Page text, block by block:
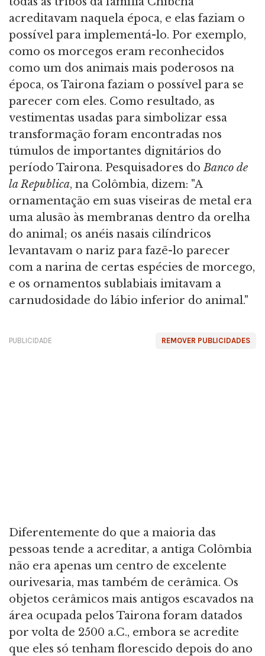
acreditavam naquela época, e elas faziam o
possível para implementá-lo. Por exemplo,
como os morcegos eram reconhecidos
como um dos animais mais poderosos na
época, os Tairona faziam o possível para se
parecer com eles. Como resultado, as
vestimentas usadas para simbolizar essa
transformação foram encontradas nos
túmulos de importantes dignitários do
período Tairona. Pesquisadores doBanco de
la Republica, na Colômbia, dizem: "A
ornamentação em suas viseiras de metal era
uma alusão às membranas dentro da orelha
do animal; os anéis nasais cilíndricos
levantavam o nariz para fazê-lo parecer
com a narina de certas espécies de morcego,
e os ornamentos sublabiais imitavam a
carnudosidade do lábio inferior do animal."
REMOVER PUBLICIDADES
PUBLICIDADE
Diferentemente do que a maioria das
pessoas tende a acreditar, a antiga Colômbia
não era apenas um centro de excelente
ourivesaria, mas também de cerâmica. Os
objetos cerâmicos mais antigos escavados na
área ocupada pelos Tairona foram datados
por volta de 2500 a.C., embora se acredite
que eles só tenham florescido depois do ano